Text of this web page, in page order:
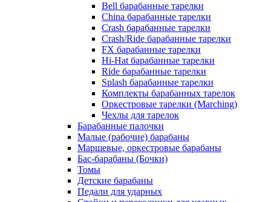
Bell барабанные тарелки
China барабанные тарелки
Crash барабанные тарелки
Crash/Ride барабанные тарелки
FX барабанные тарелки
Hi-Hat барабанные тарелки
Ride барабанные тарелки
Splash барабанные тарелки
Комплекты барабанных тарелок
Оркестровые тарелки (Marching)
Чехлы для тарелок
Барабанные палочки
Малые (рабочие) барабаны
Маршевые, оркестровые барабаны
Бас-барабаны (Бочки)
Томы
Детские барабаны
Педали для ударных